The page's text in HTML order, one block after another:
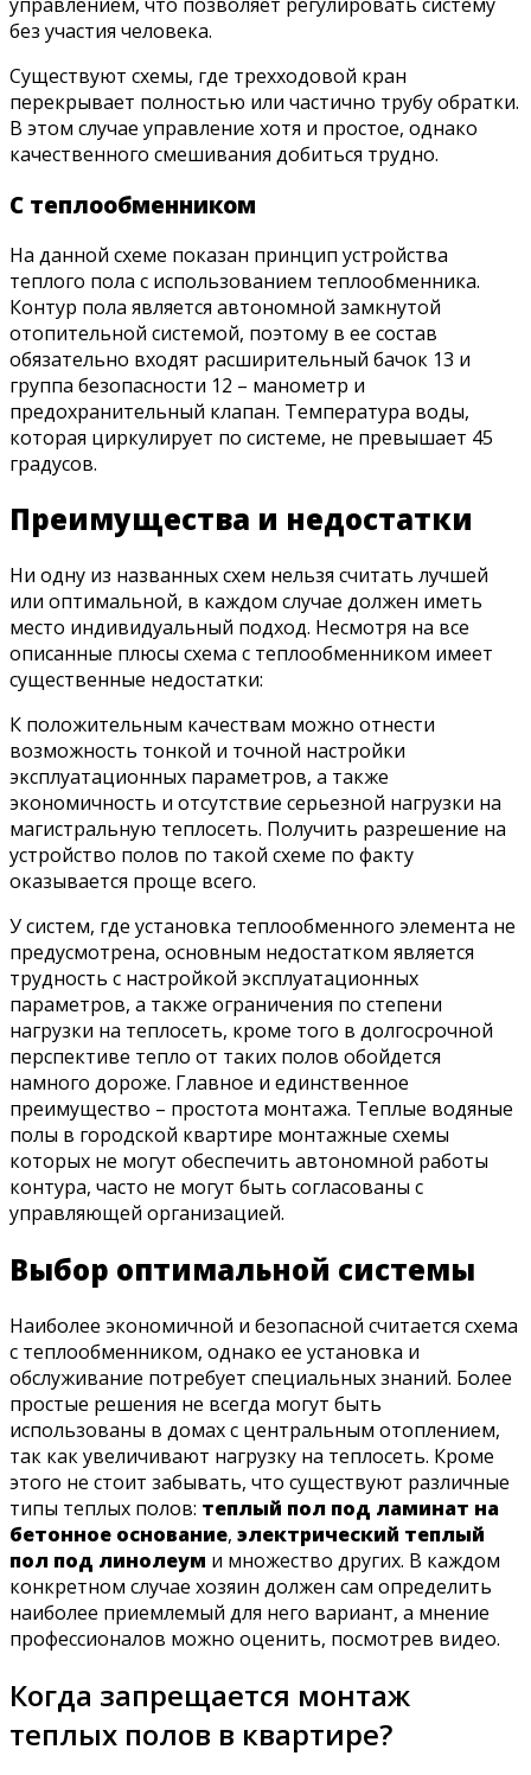
без участия человека.
Существуют схемы, где трехходовой кран
перекрывает полностью или частично трубу обратки.
В этом случае управление хотя и простое, однако
качественного смешивания добиться трудно.
С теплообменником
На данной схеме показан принцип устройства
теплого пола с использованием теплообменника.
Контур пола является автономной замкнутой
отопительной системой, поэтому в ее состав
обязательно входят расширительный бачок 13 и
группа безопасности 12 – манометр и
предохранительный клапан. Температура воды,
которая циркулирует по системе, не превышает 45
градусов.
Преимущества и недостатки
Ни одну из названных схем нельзя считать лучшей
или оптимальной, в каждом случае должен иметь
место индивидуальный подход. Несмотря на все
описанные плюсы схема с теплообменником имеет
существенные недостатки:
К положительным качествам можно отнести
возможность тонкой и точной настройки
эксплуатационных параметров, а также
экономичность и отсутствие серьезной нагрузки на
магистральную теплосеть. Получить разрешение на
устройство полов по такой схеме по факту
оказывается проще всего.
У систем, где установка теплообменного элемента не
предусмотрена, основным недостатком является
трудность с настройкой эксплуатационных
параметров, а также ограничения по степени
нагрузки на теплосеть, кроме того в долгосрочной
перспективе тепло от таких полов обойдется
намного дороже. Главное и единственное
преимущество – простота монтажа. Теплые водяные
полы в городской квартире монтажные схемы
которых не могут обеспечить автономной работы
контура, часто не могут быть согласованы с
управляющей организацией.
Выбор оптимальной системы
Наиболее экономичной и безопасной считается схема
с теплообменником, однако ее установка и
обслуживание потребует специальных знаний. Более
простые решения не всегда могут быть
использованы в домах с центральным отоплением,
так как увеличивают нагрузку на теплосеть. Кроме
этого не стоит забывать, что существуют различные
типы теплых полов: теплый пол под ламинат на
бетонное основание, электрический теплый
пол под линолеум и множество других. В каждом
конкретном случае хозяин должен сам определить
наиболее приемлемый для него вариант, а мнение
профессионалов можно оценить, посмотрев видео.
Когда запрещается монтаж
теплых полов в квартире?